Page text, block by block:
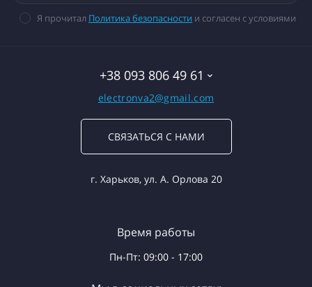
Я прочитал Политика безопасности и согласен с условиями
+38 093 806 49 61
electronva2@gmail.com
СВЯЗАТЬСЯ С НАМИ
г. Харьков, ул. А. Орлова 20
Время работы
Пн-Пт: 09:00 - 17:00